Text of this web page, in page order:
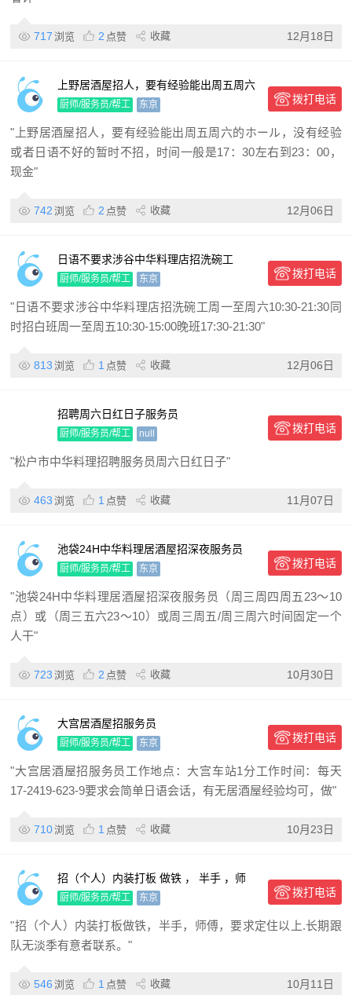
717 浏览 2 点赞 收藏 12月18日
上野居酒屋招人，要有经验能出周五周六
的ホール，没有经验或者日语不好的暂时
不招
厨师/服务员/帮工 东京 拨打电话
"上野居酒屋招人，要有经验能出周五周六的ホール，没有经验
或者日语不好的暂时不招，时间一般是17：30左右到23：00，
现金"
742 浏览 2 点赞 收藏 12月06日
日语不要求涉谷中华料理店招洗碗工
厨师/服务员/帮工 东京 拨打电话
"日语不要求涉谷中华料理店招洗碗工周一至周六10:30-21:30同
时招白班周一至周五10:30-15:00晚班17:30-21:30"
813 浏览 1 点赞 收藏 12月06日
招聘周六日红日子服务员
厨师/服务员/帮工 null 拨打电话
"松户市中华料理招聘服务员周六日红日子"
463 浏览 1 点赞 收藏 11月07日
池袋24H中华料理居酒屋招深夜服务员
厨师/服务员/帮工 东京 拨打电话
"池袋24H中华料理居酒屋招深夜服务员（周三周四周五23～10
点）或（周三五六23～10）或周三周五/周三周六时间固定一个
人干"
723 浏览 2 点赞 收藏 10月30日
大宫居酒屋招服务员
厨师/服务员/帮工 东京 拨打电话
"大宫居酒屋招服务员工作地点：大宫车站1分工作时间：每天
17-2419-623-9要求会简单日语会话，有无居酒屋经验均可，做"
710浏览 1 点赞 收藏 10月23日
招（个人）内装打板 做铁 ， 半手 ，师
傅， 要求定住以上. 长期跟队 无淡季 有意
者联系。
厨师/服务员/帮工 东京 拨打电话
"招（个人）内装打板做铁，半手，师傅，要求定住以上.长期跟
队无淡季有意者联系。"
546 浏览 1 点赞 收藏 10月11日